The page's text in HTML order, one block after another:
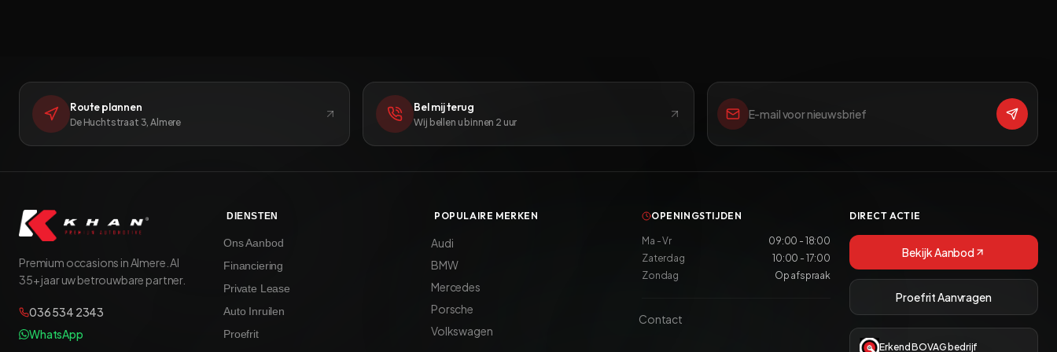
Route plannen
De Huchtstraat 3, Almere
Bel mij terug
Wij bellen u binnen 2 uur
Premium occasions in Almere. Al
35+ jaar uw betrouwbare partner.
036 534 2343
WhatsApp
DIENSTEN
Ons Aanbod
Financiering
Private Lease
Auto Inruilen
Proefrit
POPULAIRE MERKEN
Audi
BMW
Mercedes
Porsche
Volkswagen
OPENINGSTIJDEN
Ma - Vr
09:00 - 18:00
Zaterdag
10:00 - 17:00
Zondag
Op afspraak
Contact
DIRECT ACTIE
Bekijk Aanbod
Proefrit Aanvragen
Erkend BOVAG bedrijf